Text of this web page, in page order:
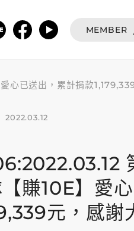
MEMBER
已送出，累計捐款
2022.03.12
賺10E】愛
元，感謝